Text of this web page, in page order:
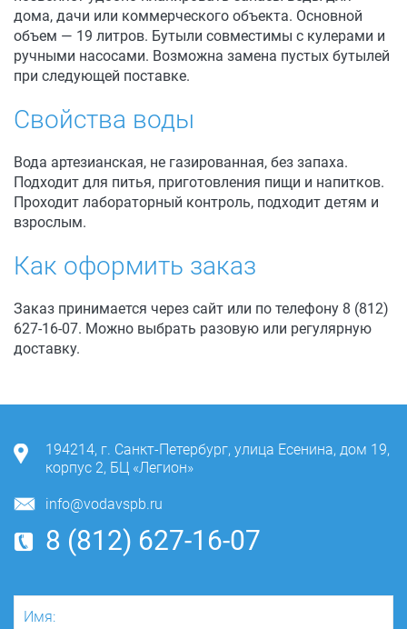
дома, дачи или коммерческого объекта. Основной
объем — 19 литров. Бутыли совместимы с кулерами и
ручными насосами. Возможна замена пустых бутылей
при следующей поставке.
Свойства воды
Вода артезианская, не газированная, без запаха.
Подходит для питья, приготовления пищи и напитков.
Проходит лабораторный контроль, подходит детям и
взрослым.
Как оформить заказ
Заказ принимается через сайт или по телефону 8 (812)
627-16-07. Можно выбрать разовую или регулярную
доставку.
194214, г. Санкт-Петербург, улица Есенина, дом 19,
корпус 2, БЦ «Легион»
info@vodavspb.ru
8 (812) 627-16-07